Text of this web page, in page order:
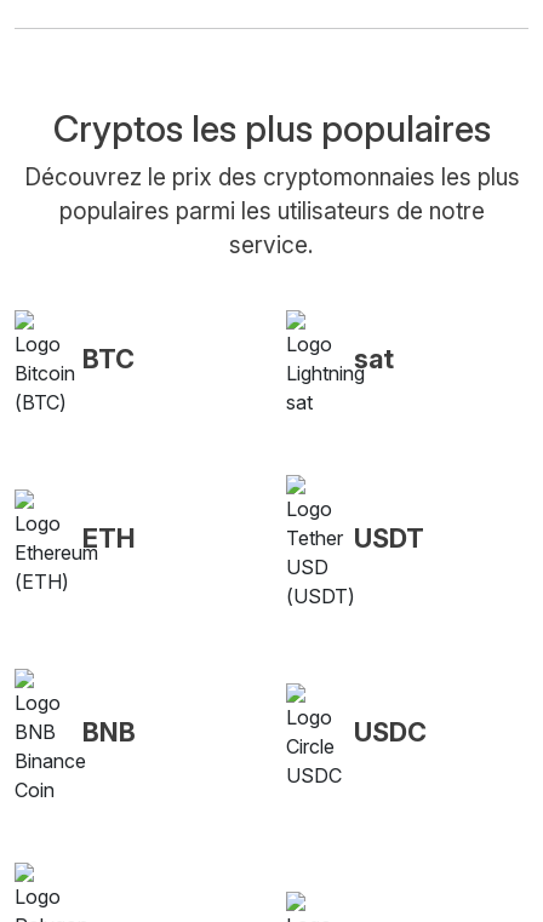
Cryptos les plus populaires
Découvrez le prix des cryptomonnaies les plus
populaires parmi les utilisateurs de notre
service.
BTC sat
ETH USDT
BNB USDC